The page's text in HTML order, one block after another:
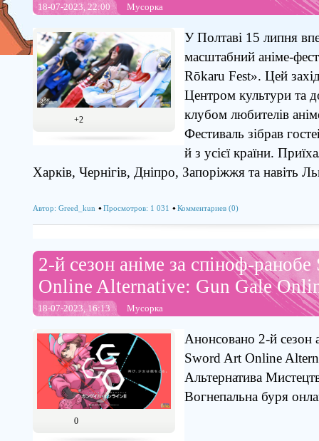
18-07-2023, 22:00 Мусорка
+2
У Полтаві 15 липня
масштабний аніме-
Rōkaru Fest». Цей
Центром культури та
клубом любителів
Фестиваль зібрав
й з усієї країни.
Харків, Чернігів, Дніпро, Запоріжжя та навіть
Автор: Greed_kun Просмотров: 1 031 Комментариев (0)
2-й сезон аніме за спіноф-
Online Alternative: Gun Gale
18-07-2023, 16:13 Мусорка
0
Анонсовано 2-й сезон
Sword Art Online
Альтернатива
Вогнепальна буря